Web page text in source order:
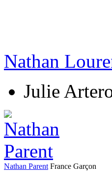
Nathan
Julie
Nathan Parent France Garçon